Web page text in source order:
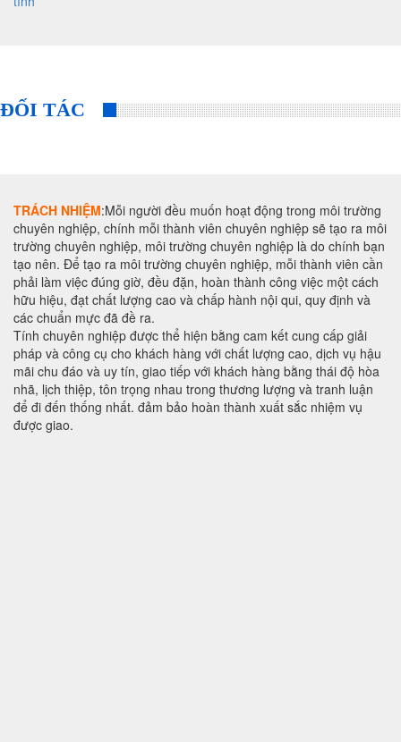
ĐỐI TÁC
TRÁCH NHIỆM:Mỗi người đều muốn hoạt động trong môi trường
chuyên nghiệp, chính mỗi thành viên chuyên nghiệp sẽ tạo ra môi
trường chuyên nghiệp, môi trường chuyên nghiệp là do chính bạn
tạo nên. Để tạo ra môi trường chuyên nghiệp, mỗi thành viên cần
phải làm việc đúng giờ, đều đặn, hoàn thành công việc một cách
hữu hiệu, đạt chất lượng cao và chấp hành nội qui, quy định và
các chuẩn mực đã đề ra.
Tính chuyên nghiệp được thể hiện bằng cam kết cung cấp giải
pháp và công cụ cho khách hàng với chất lượng cao, dịch vụ hậu
mãi chu đáo và uy tín, giao tiếp với khách hàng bằng thái độ hòa
nhã, lịch thiệp, tôn trọng nhau trong thương lượng và tranh luận
để đi đến thống nhất. đảm bảo hoàn thành xuất sắc nhiệm vụ
được giao.